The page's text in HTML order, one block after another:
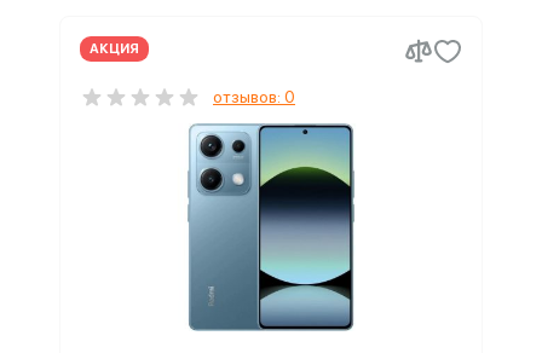
АКЦИЯ
отзывов: 0